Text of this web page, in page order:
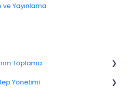
ve Yayınlama
Toplama
Yönetimi